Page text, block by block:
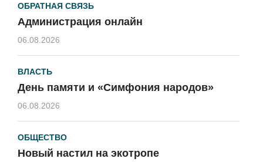
ОБРАТНАЯ СВЯЗЬ
Администрация онлайн
06.08.2026
ВЛАСТЬ
День памяти и «Симфония народов»
06.08.2026
ОБЩЕСТВО
Новый настил на экотропе